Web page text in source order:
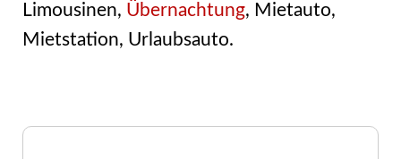
Limousinen, Übernachtung, Mietauto,
Mietstation, Urlaubsauto.